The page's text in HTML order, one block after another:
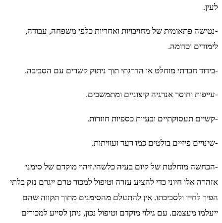
לעין.
-נטישה פתאומית של מחויבויות ואחריות כלפי משפחה, עבודה,
לימודים וכדומה.
-בידוד חברתי מוחלט או הדרגתי תוך ניתוק קשרים עם הסביבה.
-עייפות וחוסר אנרגיה קיצוניים ומתמשכים.
-קשיים תעסוקתיים ובעיות כספיות חוזרות.
-שינויים פיזיים בולטים כמו רעד ועוויתות.
-הכחשה מוחלטת של קיום בעיה כלשהי.זיהוי מוקדם של סימני
אזהרה אלו חיוני כדי להציע עזרה וטיפול למכור טרם ייגרם נזק בלתי
הפיך לחייו ולסביבתו. אין להתעלם מהסימנים מתוך תקווה שהם
ייעלמו מעצמם. עם גילוי מוקדם וטיפול נכון, ניתן לסייע למכורים